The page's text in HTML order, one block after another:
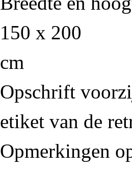
150 x 200
cm
Opschrift
etiket van de
Opmerkingen